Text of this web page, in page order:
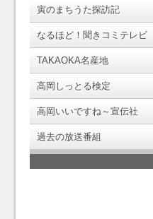
寅のまちうた探訪記
なるほど！聞きコミテレビ
TAKAOKA名産地
高岡しっとる検定
高岡いいですね～宣伝社
過去の放送番組